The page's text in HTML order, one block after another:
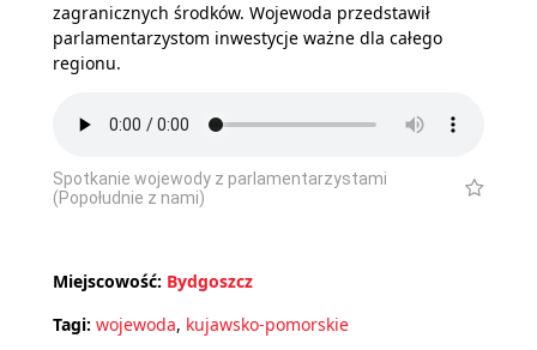
zagranicznych środków. Wojewoda przedstawił
parlamentarzystom inwestycje ważne dla całego
regionu.
Spotkanie wojewody z parlamentarzystami
(Popołudnie z nami)
Miejscowość: Bydgoszcz
Tagi: wojewoda, kujawsko-pomorskie